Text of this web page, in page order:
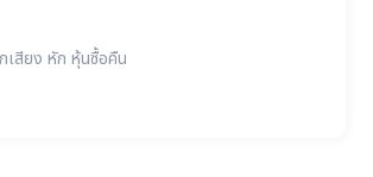
เสียง หัก หุ้นซื้อคืน